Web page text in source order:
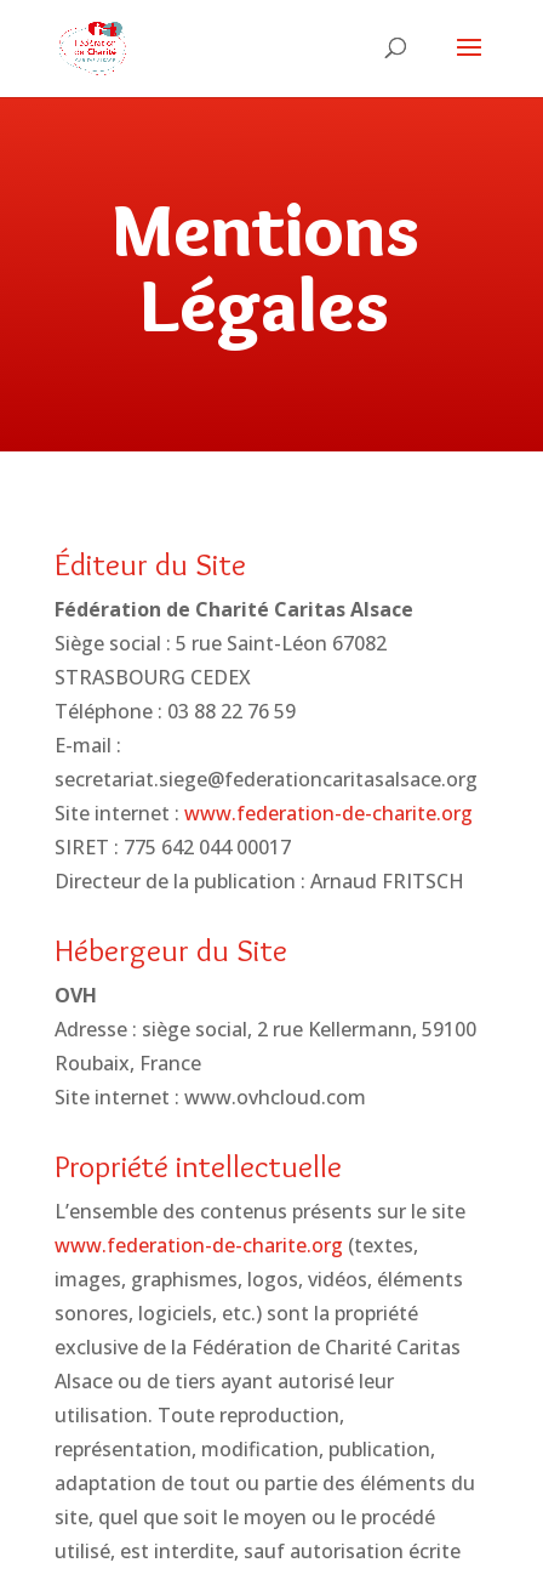
Mentions
Légales
Éditeur du Site
Fédération de Charité Caritas Alsace
Siège social : 5 rue Saint-Léon 67082
STRASBOURG CEDEX
Téléphone : 03 88 22 76 59
E-mail :
secretariat.siege@federationcaritasalsace.org
Site internet : www.federation-de-charite.org
SIRET : 775 642 044 00017
Directeur de la publication : Arnaud FRITSCH
Hébergeur du Site
OVH
Adresse : siège social, 2 rue Kellermann, 59100
Roubaix, France
Site internet : www.ovhcloud.com
Propriété intellectuelle
L’ensemble des contenus présents sur le site
www.federation-de-charite.org (textes,
images, graphismes, logos, vidéos, éléments
sonores, logiciels, etc.) sont la propriété
exclusive de la Fédération de Charité Caritas
Alsace ou de tiers ayant autorisé leur
utilisation. Toute reproduction,
représentation, modification, publication,
adaptation de tout ou partie des éléments du
site, quel que soit le moyen ou le procédé
utilisé, est interdite, sauf autorisation écrite